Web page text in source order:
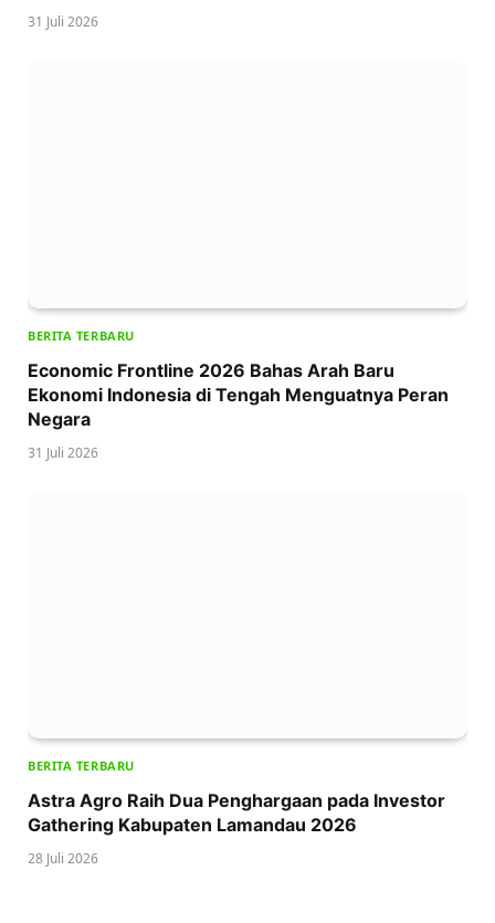
31 Juli 2026
BERITA TERBARU
Economic Frontline 2026 Bahas Arah Baru
Ekonomi Indonesia di Tengah Menguatnya Peran
Negara
31 Juli 2026
BERITA TERBARU
Astra Agro Raih Dua Penghargaan pada Investor
Gathering Kabupaten Lamandau 2026
28 Juli 2026